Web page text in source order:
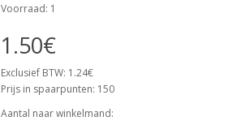
Voorraad: 1
1.50€
Exclusief BTW: 1.24€
Prijs in spaarpunten: 150
Aantal naar winkelmand: